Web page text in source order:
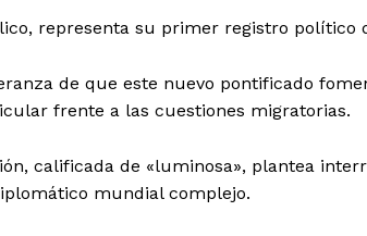
representa su primer registro político
de que este nuevo pontificado
frente a las cuestiones migratorias.
calificada de «luminosa», plantea
mundial complejo.